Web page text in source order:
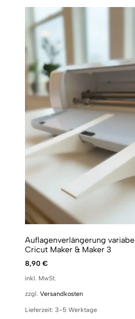
Auflagenverlängerung
Cricut Maker & Maker 3
8,90 €
inkl. MwSt.
zzgl. Versandkosten
Lieferzeit: 3-5 Werktage